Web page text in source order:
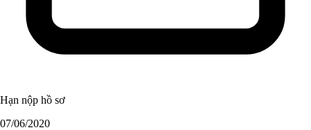
Hạn nộp hồ sơ
07/06/2020